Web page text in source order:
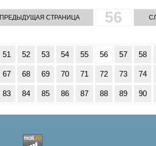
ПРЕДЫДУЩАЯ СТРАНИЦА 56
51 52 53 54 55 56 57 58
67 68 69 70 71 72 73 74
83 84 85 86 87 88 89 90